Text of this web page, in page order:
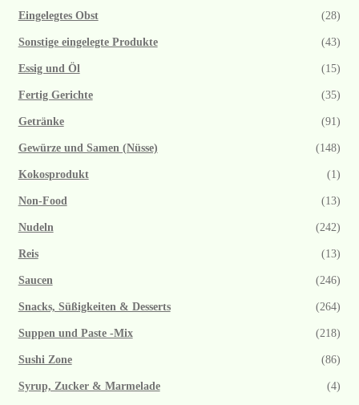
Eingelegtes Obst (28)
Sonstige eingelegte Produkte (43)
Essig und Öl (15)
Fertig Gerichte (35)
Getränke (91)
Gewürze und Samen (Nüsse) (148)
Kokosprodukt (1)
Non-Food (13)
Nudeln (242)
Reis (13)
Saucen (246)
Snacks, Süßigkeiten & Desserts (264)
Suppen und Paste -Mix (218)
Sushi Zone (86)
Syrup, Zucker & Marmelade (4)